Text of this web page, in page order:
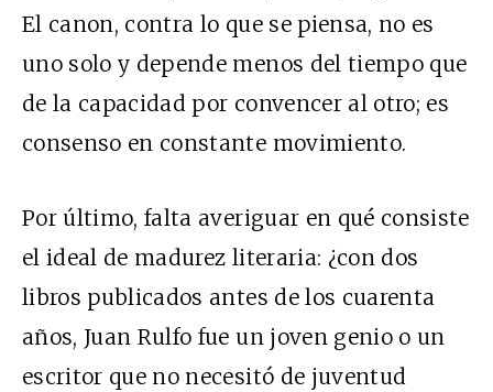
El canon, contra lo que se piensa, no es
uno solo y depende menos del tiempo que
de la capacidad por convencer al otro; es
consenso en constante movimiento.
Por último, falta averiguar en qué consiste
el ideal de madurez literaria: ¿con dos
libros publicados antes de los cuarenta
años, Juan Rulfo fue un joven genio o un
escritor que no necesitó de juventud